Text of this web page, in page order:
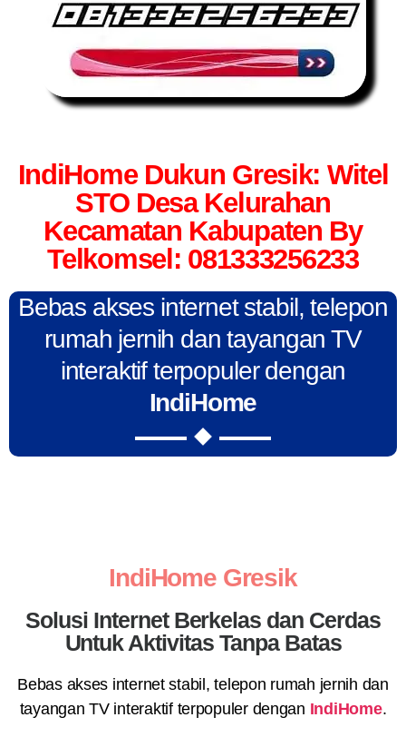
IndiHome Dukun Gresik: Witel
STO Desa Kelurahan
Kecamatan Kabupaten By
Telkomsel: 081333256233
Bebas akses internet stabil, telepon
rumah jernih dan tayangan TV
interaktif terpopuler dengan
IndiHome
IndiHome Gresik
Solusi Internet Berkelas dan Cerdas
Untuk Aktivitas Tanpa Batas
Bebas akses internet stabil, telepon rumah jernih dan
tayangan TV interaktif terpopuler dengan IndiHome.